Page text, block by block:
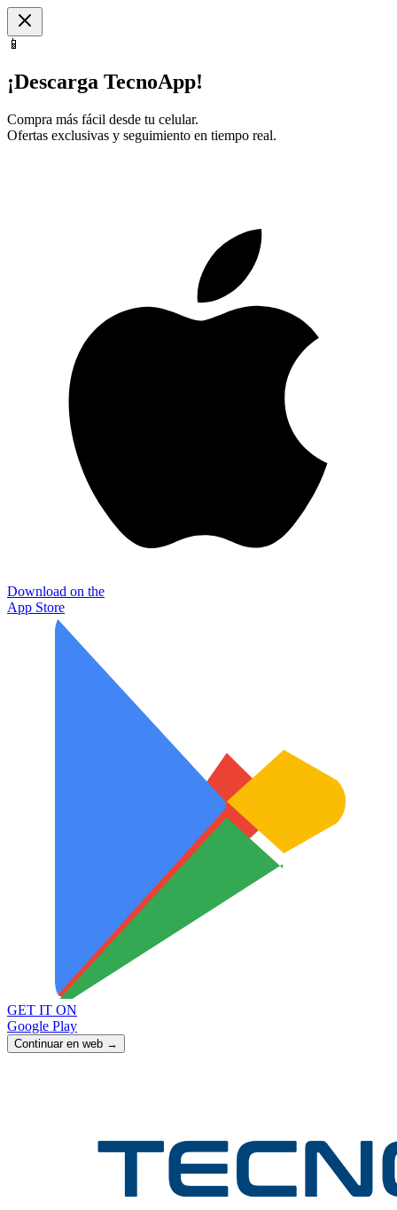
📱
¡Descarga TecnoApp!
Compra más fácil desde tu celular.
Ofertas exclusivas y seguimiento en tiempo real.
Download on the
App Store
GET IT ON
Google Play
Continuar en web →